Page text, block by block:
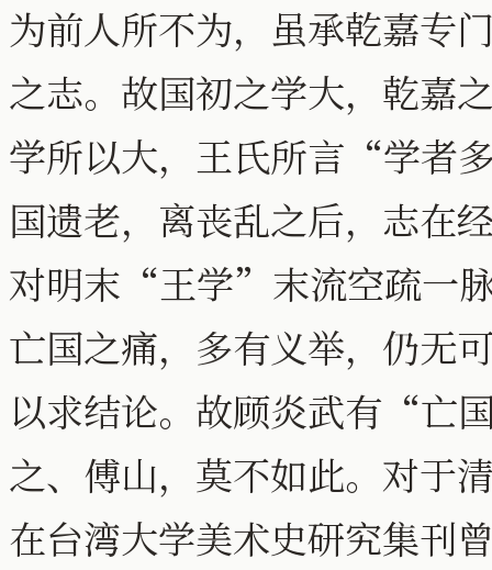
为前人所不为，虽承乾嘉专
之志。故国初之学大，乾嘉
学所以大，王氏所言“学者
国遗老，离丧乱之后，志
对明末“王学”末流空疏一
亡国之痛，多有义举，仍无
以求结论。故顾炎武有“亡
之、傅山，莫不如此。对于
在台湾大学美术史研究集刊